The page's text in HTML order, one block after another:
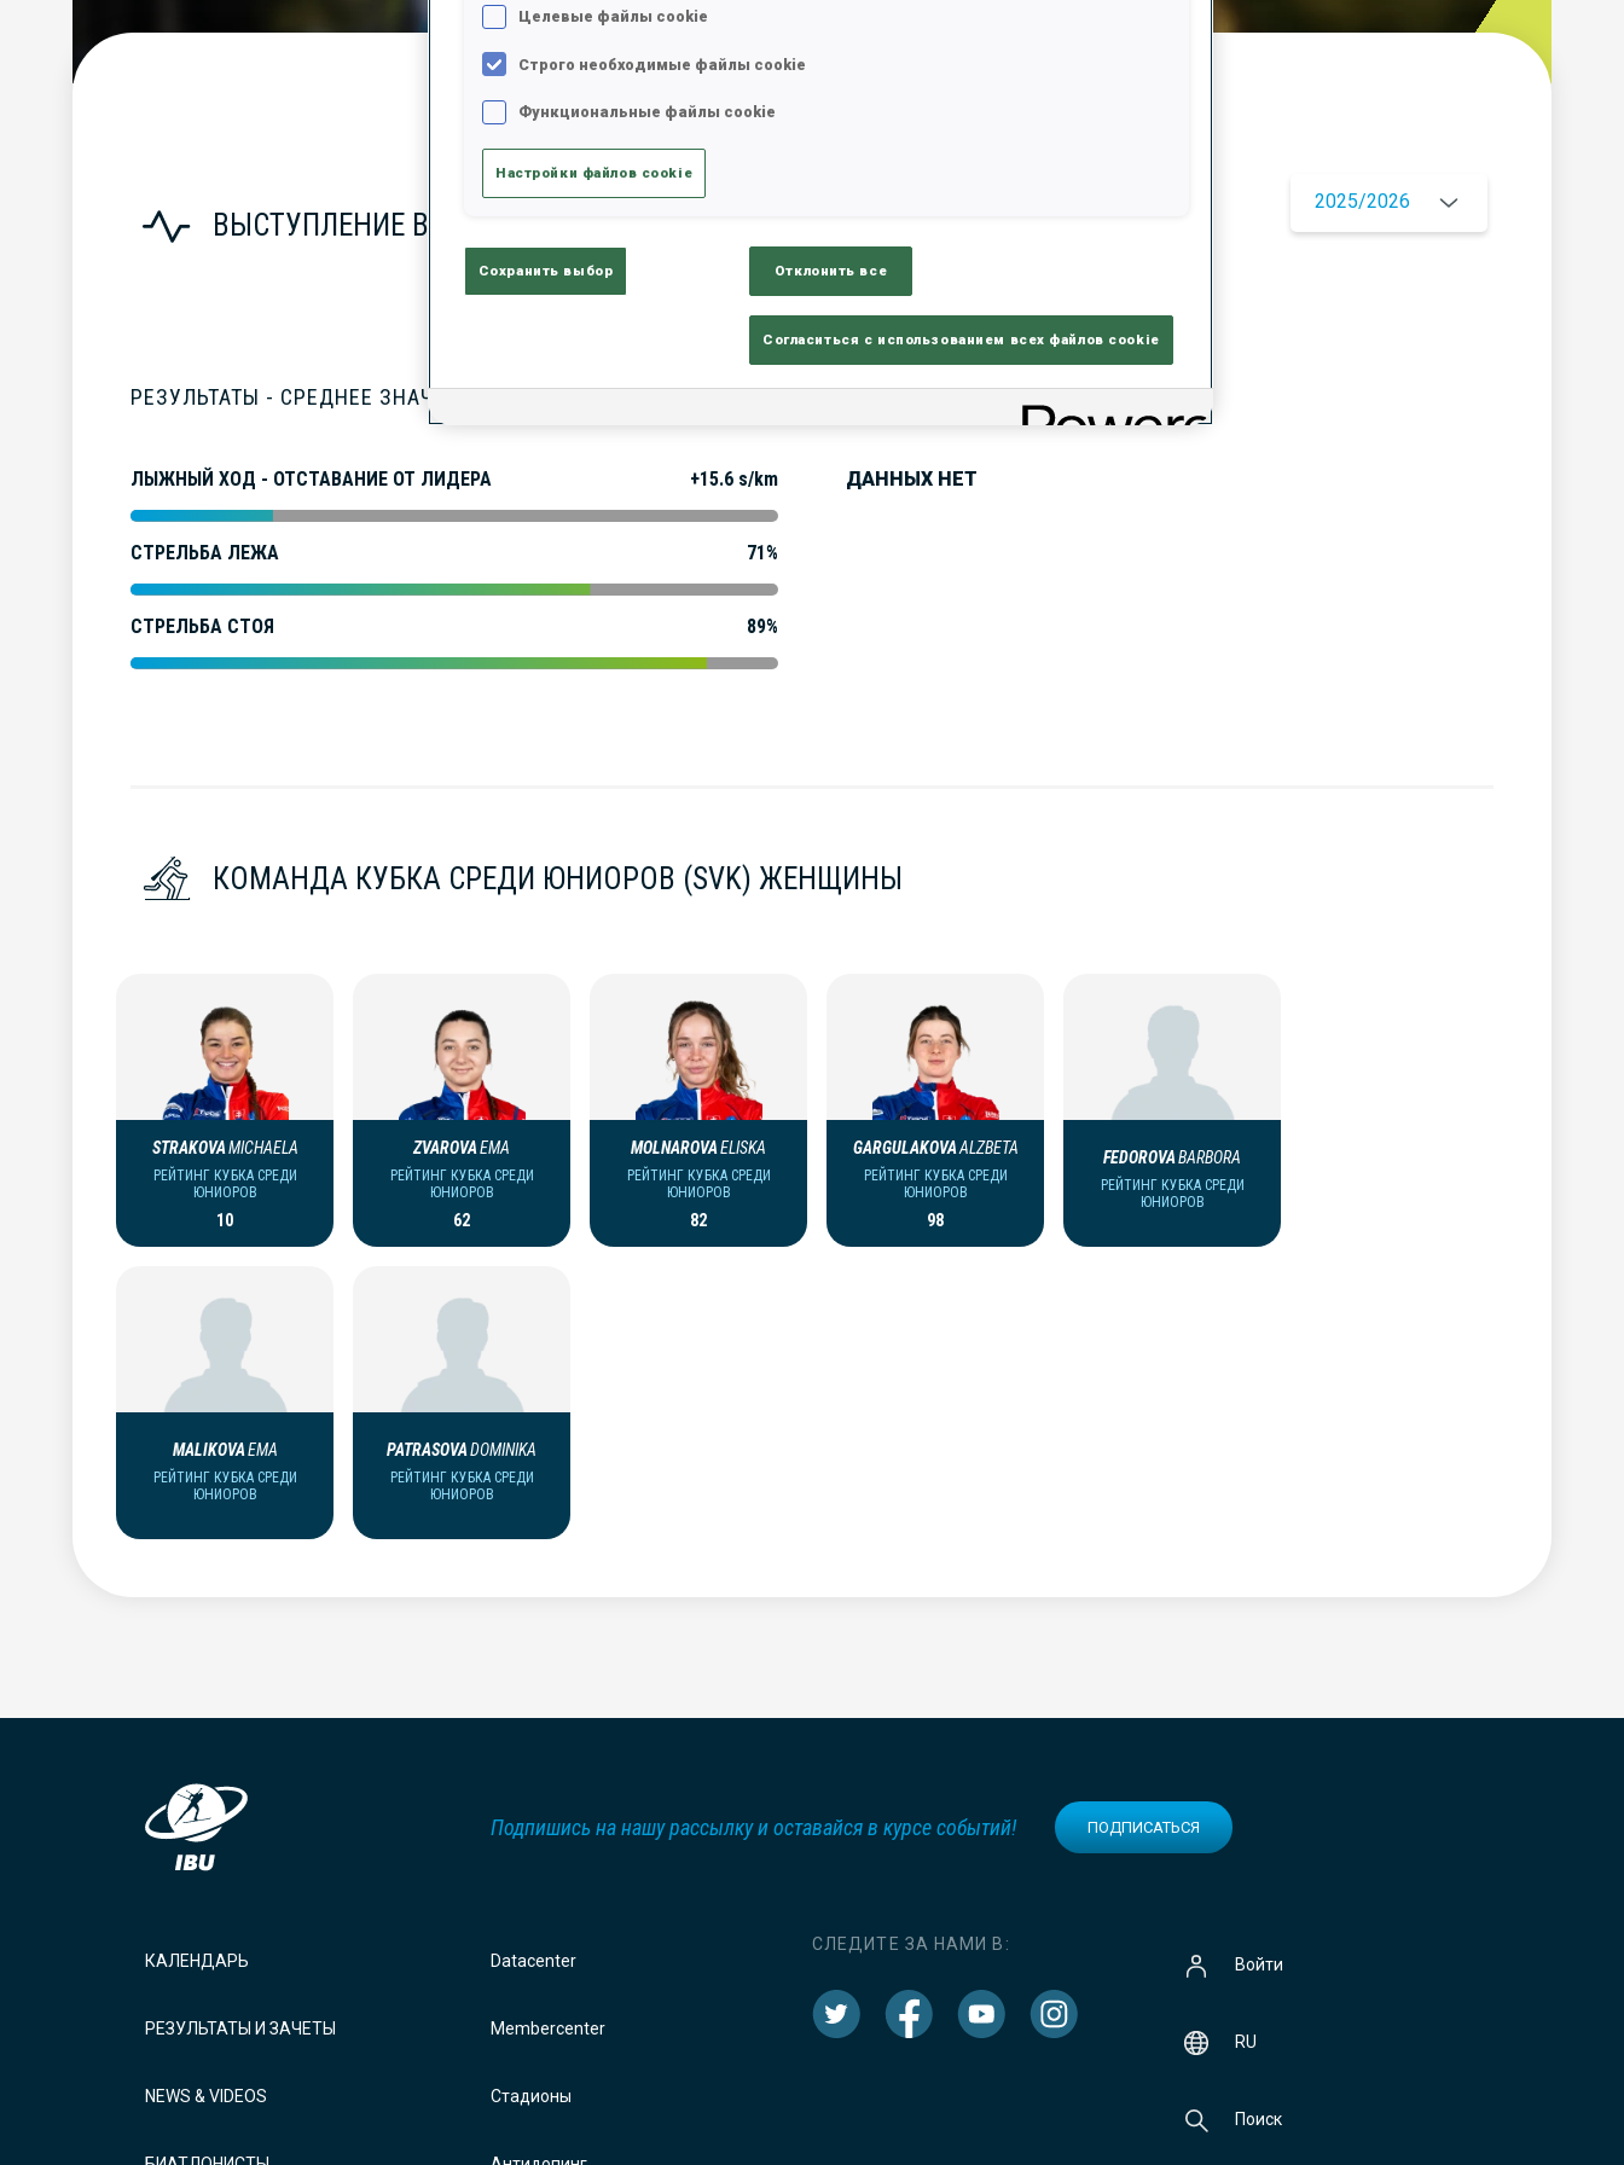
Статистика Результаты и зачеты
ВЫСТУПЛЕНИЕ В СЕЗОНЕ
2025/2026
РЕЗУЛЬТАТЫ - СРЕДНЕЕ ЗНАЧЕНИЕ
ЛЫЖНЫЙ ХОД - ОТСТАВАНИЕ ОТ ЛИДЕРА +15.6 s/km
СТРЕЛЬБА ЛЕЖА 71%
СТРЕЛЬБА СТОЯ 89%
РЕЗУЛЬТАТЫ - ТЕНДЕНЦИЯ
ДАННЫХ НЕТ
КОМАНДА КУБКА СРЕДИ ЮНИОРОВ (SVK) ЖЕНЩИНЫ
STRAKOVAMICHAELA
РЕЙТИНГ КУБКА СРЕДИ
ЮНИОРОВ
10
ZVAROVAEMA
РЕЙТИНГ КУБКА СРЕДИ
ЮНИОРОВ
62
MOLNAROVAELISKA
РЕЙТИНГ КУБКА СРЕДИ
ЮНИОРОВ
82
GARGULAKOVAALZBETA
РЕЙТИНГ КУБКА СРЕДИ
ЮНИОРОВ
98
FEDOROVABARBORA
РЕЙТИНГ КУБКА СРЕДИ
ЮНИОРОВ
MALIKOVAEMA
РЕЙТИНГ КУБКА СРЕДИ
ЮНИОРОВ
PATRASOVADOMINIKA
РЕЙТИНГ КУБКА СРЕДИ
ЮНИОРОВ
Подпишись на нашу рассылку и оставайся в курсе событий! ПОДПИСАТЬСЯ
КАЛЕНДАРЬ
РЕЗУЛЬТАТЫ И ЗАЧЕТЫ
NEWS & VIDEOS
Datacenter
Membercenter
Стадионы
СЛЕДИТЕ ЗА НАМИ В:
Войти
RU
Поиск
Целевые файлы cookie
Строго необходимые файлы cookie
Функциональные файлы cookie
Настройки файлов cookie
Сохранить выбор Отклонить все
Согласиться с использованием всех файлов cookie